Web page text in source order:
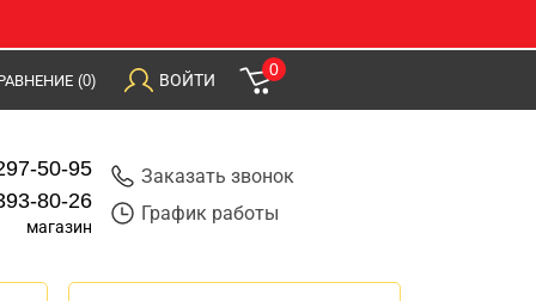
(0) ВОЙТИ
0
50-95
80-26
магазин
Заказать звонок
График работы